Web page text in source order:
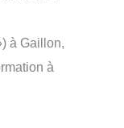
à Gaillon,
à